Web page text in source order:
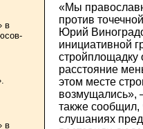
в
в
«Мы
против
Юрий
инициативной
стройплощадку
расстояние
этом месте
возмущались»,
также сообщил,
слушаниях